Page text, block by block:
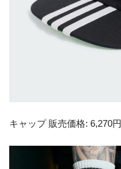
キャップ 販売価格: 6,270円